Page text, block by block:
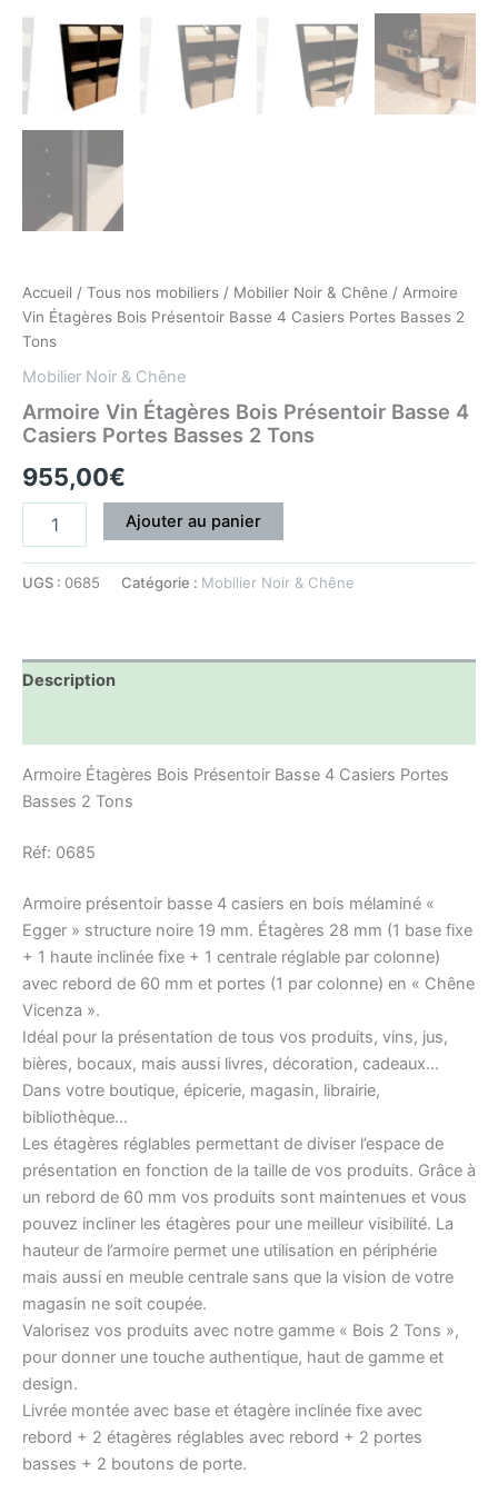
Accueil / Tous nos mobiliers / Mobilier Noir & Chêne / Armoire
Vin Étagères Bois Présentoir Basse 4 Casiers Portes Basses 2
Tons
Mobilier Noir & Chêne
Armoire Vin Étagères Bois Présentoir Basse 4
Casiers Portes Basses 2 Tons
955,00€
Ajouter au panier
UGS : 0685 Catégorie : Mobilier Noir & Chêne
Description
Armoire Étagères Bois Présentoir Basse 4 Casiers Portes
Basses 2 Tons
Réf: 0685
Armoire présentoir basse 4 casiers en bois mélaminé «
Egger » structure noire 19 mm. Étagères 28 mm (1 base fixe
+ 1 haute inclinée fixe + 1 centrale réglable par colonne)
avec rebord de 60 mm et portes (1 par colonne) en « Chêne
Vicenza ».
Idéal pour la présentation de tous vos produits, vins, jus,
bières, bocaux, mais aussi livres, décoration, cadeaux…
Dans votre boutique, épicerie, magasin, librairie,
bibliothèque…
Les étagères réglables permettant de diviser l’espace de
présentation en fonction de la taille de vos produits. Grâce à
un rebord de 60 mm vos produits sont maintenues et vous
pouvez incliner les étagères pour une meilleur visibilité. La
hauteur de l’armoire permet une utilisation en périphérie
mais aussi en meuble centrale sans que la vision de votre
magasin ne soit coupée.
Valorisez vos produits avec notre gamme « Bois 2 Tons »,
pour donner une touche authentique, haut de gamme et
design.
Livrée montée avec base et étagère inclinée fixe avec
rebord + 2 étagères réglables avec rebord + 2 portes
basses + 2 boutons de porte.